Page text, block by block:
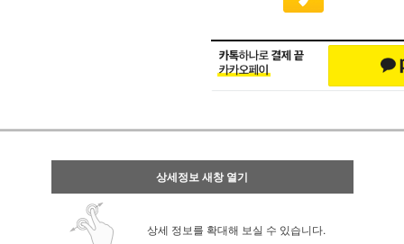
상세정보 새창 열기
상세 정보를 확대해 보실 수 있습니다.